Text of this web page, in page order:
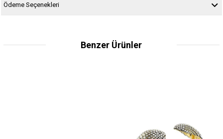
Ödeme Seçenekleri
Benzer Ürünler